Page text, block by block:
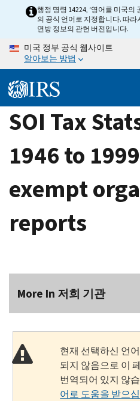
content
행정 명령 14224, ‘영어를 미국의
의 공식 언어로 지정합니다. 따
연방 정보의 관헌 버전입니다.
미국 정부 공식 웹사이트
알아보는 방법
SOI Tax
1946 to
exempt
reports
More In 저희 기관
현재 선택하신 언
되지 않음으로 이
번역되어 있지 않
어로 도움을 받으